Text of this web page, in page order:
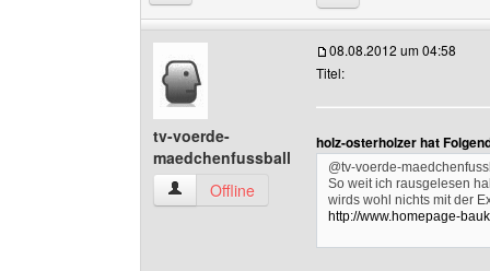
tv-voerde-
maedchenfussball
tv-voerde-maedchenfussball Benutzer-Profile
Offline
08.08.2012 um 04:58
Titel:
holz-osterholzer hat
@tv-voerde-
So weit ich rausgelesen
wirds wohl nichts mit der
http://www.homepage-